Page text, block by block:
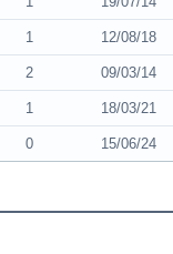
1 12/08/18
2 09/03/14
1 18/03/21
0 15/06/24